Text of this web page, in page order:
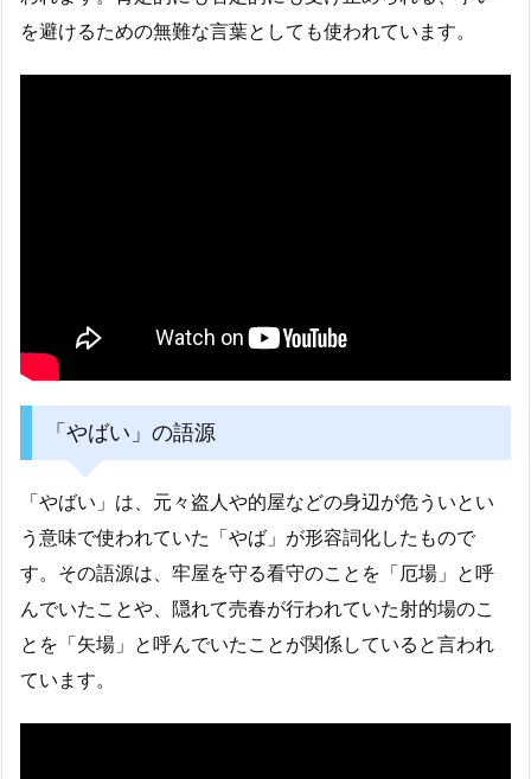
を避けるための無難な言葉としても使われています。
「やばい」の語源
「やばい」は、元々盗人や的屋などの身辺が危ういとい
う意味で使われていた「やば」が形容詞化したもので
す。その語源は、牢屋を守る看守のことを「厄場」と呼
んでいたことや、隠れて売春が行われていた射的場のこ
とを「矢場」と呼んでいたことが関係していると言われ
ています。